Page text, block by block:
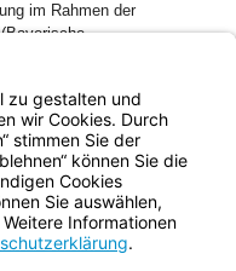
im Rahmen der
vom 30. September
durch Bekanntmachung
geändert worden ist,